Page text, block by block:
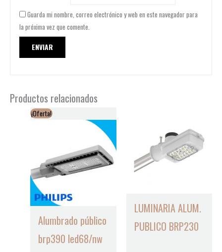
Guarda mi nombre, correo electrónico y web en este navegador para
la próxima vez que comente.
Productos relacionados
¡Oferta!
Alumbrado público
brp390 led68/nw
LUMINARIA ALUM.
PUBLICO BRP230